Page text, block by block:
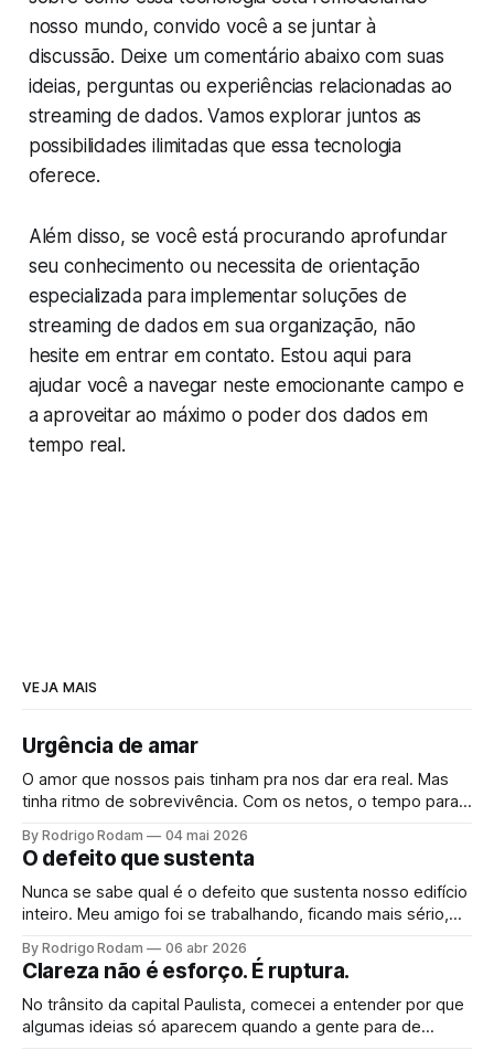
nosso mundo, convido você a se juntar à
discussão. Deixe um comentário abaixo com suas
ideias, perguntas ou experiências relacionadas ao
streaming de dados. Vamos explorar juntos as
possibilidades ilimitadas que essa tecnologia
oferece.
Além disso, se você está procurando aprofundar
seu conhecimento ou necessita de orientação
especializada para implementar soluções de
streaming de dados em sua organização, não
hesite em entrar em contato. Estou aqui para
ajudar você a navegar neste emocionante campo e
a aproveitar ao máximo o poder dos dados em
tempo real.
VEJA MAIS
Urgência de amar
O amor que nossos pais tinham pra nos dar era real. Mas
tinha ritmo de sobrevivência. Com os netos, o tempo para.
vem junto uma urgência que ninguém planeja.
By Rodrigo Rodam 04 mai 2026
O defeito que sustenta
Nunca se sabe qual é o defeito que sustenta nosso edifício
inteiro. Meu amigo foi se trabalhando, ficando mais sério,
percebeu que era fundação quando o teto rachou.
By Rodrigo Rodam 06 abr 2026
Clareza não é esforço. É ruptura.
No trânsito da capital Paulista, comecei a entender por que
algumas ideias só aparecem quando a gente para de